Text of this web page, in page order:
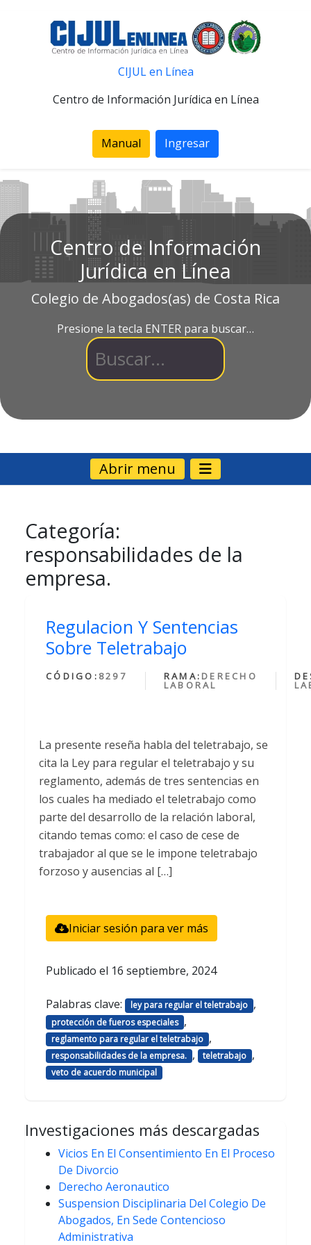
CIJUL en Línea
Centro de Información Jurídica en Línea
Manual Ingresar
Centro de Información
Jurídica en Línea
Colegio de Abogados(as) de Costa Rica
Presione la tecla ENTER para buscar…
Abrir menu
Categoría:
responsabilidades de la
empresa.
Regulacion Y Sentencias
Sobre Teletrabajo
CÓDIGO: 8297 RAMA: DERECHO
LABORAL
La presente reseña habla del teletrabajo, se
cita la Ley para regular el teletrabajo y su
reglamento, además de tres sentencias en
los cuales ha mediado el teletrabajo como
parte del desarrollo de la relación laboral,
citando temas como: el caso de cese de
trabajador al que se le impone teletrabajo
forzoso y ausencias al […]
Iniciar sesión para ver más
Publicado el 16 septiembre, 2024
Palabras clave: ley para regular el teletrabajo ,
protección de fueros especiales ,
reglamento para regular el teletrabajo ,
responsabilidades de la empresa. , teletrabajo ,
veto de acuerdo municipal
Investigaciones más descargadas
Vicios En El Consentimiento En El Proceso
De Divorcio
Derecho Aeronautico
Suspension Disciplinaria Del Colegio De
Abogados, En Sede Contencioso
Administrativa